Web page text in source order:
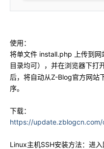
使用：
将单文件 install.php 上传到网
目录均可），并在浏览器下打
后，将自动从Z-Blog官方网站
序。
下载：
https://update.zblogcn.com/
Linux主机SSH安装方法：进